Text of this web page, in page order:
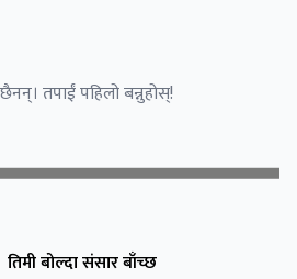
तपाईं पहिलो बन्नुहोस्!
तिमी बोल्दा संसार बाँच्छ